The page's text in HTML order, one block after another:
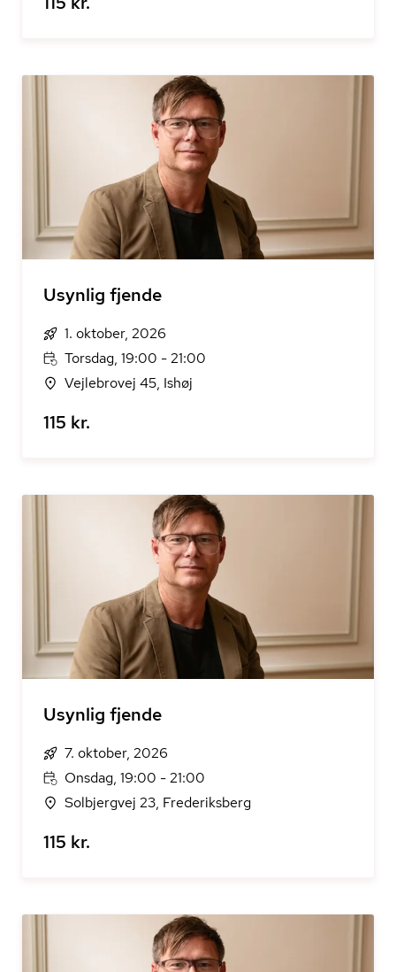
Usynlig fjende
1. oktober, 2026
Torsdag, 19:00 - 21:00
Vejlebrovej 45, Ishøj
115 kr.
Usynlig fjende
7. oktober, 2026
Onsdag, 19:00 - 21:00
Solbjergvej 23, Frederiksberg
115 kr.